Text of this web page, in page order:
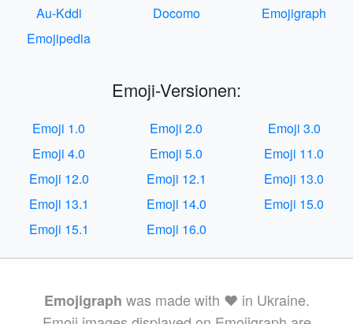
Au-Kddi
Docomo
Emojigraph
Emojipedia
Emoji-Versionen:
Emoji 1.0 Emoji 2.0
Emoji 3.0
Emoji 4.0
Emoji 5.0
Emoji 11.0
Emoji 12.0
Emoji 12.1
Emoji 13.0
Emoji 13.1
Emoji 14.0
Emoji 15.0
Emoji 15.1
Emoji 16.0
Emojigraph was made with ❤️ in Ukraine.